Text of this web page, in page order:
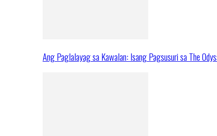
Ang Paglalayag sa Kawalan: Isang Pagsusuri sa The